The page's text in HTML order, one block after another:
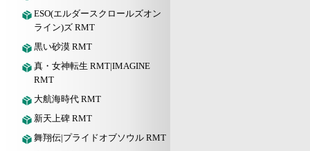
ESO(エルダースクロールズオン
ライン)ズ RMT
黒い砂漠 RMT
真・女神転生 RMT|IMAGINE
RMT
大航海時代 RMT
新天上碑 RMT
舞翔伝|プライドオブソウル RMT